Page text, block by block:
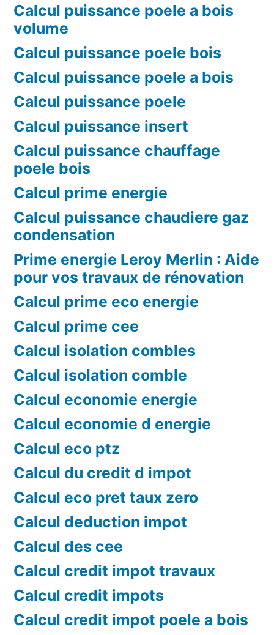
Calcul puissance poele a bois
volume
Calcul puissance poele bois
Calcul puissance poele a bois
Calcul puissance poele
Calcul puissance insert
Calcul puissance chauffage
poele bois
Calcul prime energie
Calcul puissance chaudiere gaz
condensation
Prime energie Leroy Merlin : Aide
pour vos travaux de rénovation
Calcul prime eco energie
Calcul prime cee
Calcul isolation combles
Calcul isolation comble
Calcul economie energie
Calcul economie d energie
Calcul eco ptz
Calcul du credit d impot
Calcul eco pret taux zero
Calcul deduction impot
Calcul des cee
Calcul credit impot travaux
Calcul credit impots
Calcul credit impot poele a bois